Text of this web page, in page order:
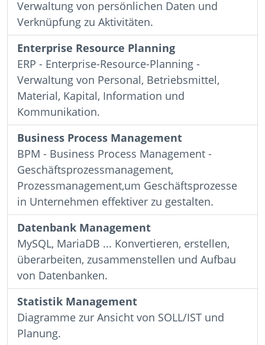
Verwaltung von persönlichen Daten und
Verknüpfung zu Aktivitäten.
Enterprise Resource Planning
ERP - Enterprise-Resource-Planning -
Verwaltung von Personal, Betriebsmittel,
Material, Kapital, Information und
Kommunikation.
Business Process Management
BPM - Business Process Management -
Geschäftsprozessmanagement,
Prozessmanagement,um Geschäftsprozesse
in Unternehmen effektiver zu gestalten.
Datenbank Management
MySQL, MariaDB ... Konvertieren, erstellen,
überarbeiten, zusammenstellen und Aufbau
von Datenbanken.
Statistik Management
Diagramme zur Ansicht von SOLL/IST und
Planung.